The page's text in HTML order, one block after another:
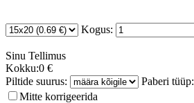
Kogus:
Sinu Tellimus
Kokku:0 €
Piltide suurus:
Paberi tüüp:
Mitte korrigeerida